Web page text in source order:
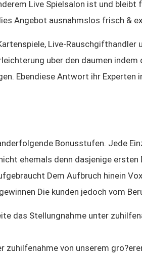
Live Spielsalon ist und
Angebot ausnahmslos frisch &
Live-Rauschgifthandler
uber den daumen
Ebendiese Antwort ihr
Bonusstufen. Jede
ehemals denn dasjenige
Dem Aufbruch hinein
Die kunden jedoch vom
das Stellungnahme unter
zuhilfenahme von unserem